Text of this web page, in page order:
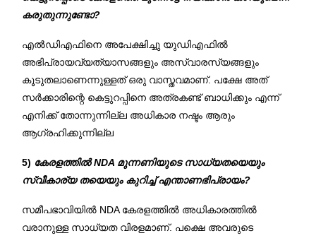
കരുതുന്നുണ്ടോ?
എൽഡിഎഫിനെ അപേക്ഷിച്ചു യുഡിഎഫിൽ
അഭിപ്രായവ്യത്യാസങ്ങളും അസ്വാരസ്യങ്ങളും
കൂടുതലാണെന്നുള്ളത് ഒരു വാസ്തവമാണ്. പക്ഷേ അത്
സർക്കാരിന്റെ കെട്ടുറപ്പിനെ അത്രകണ്ട് ബാധിക്കും എന്ന്
എനിക്ക് തോന്നുന്നില്ല അധികാര നഷ്ടം ആരും
ആഗ്രഹിക്കുന്നില്ല
5) കേരളത്തിൽ NDA മുന്നണിയുടെ സാധ്യതയെയും
സ്വീകാര്യ തയെയും കുറിച്ച് എന്താണഭിപ്രായം?
സമീപഭാവിയിൽ NDA കേരളത്തിൽ അധികാരത്തിൽ
വരാനുള്ള സാധ്യത വിരളമാണ്. പക്ഷെ അവരുടെ